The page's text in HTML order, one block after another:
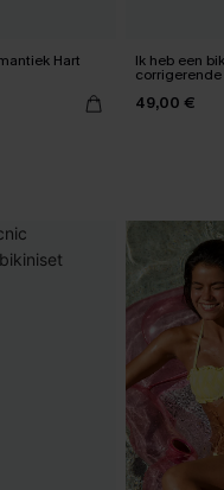
Hart Ik heb een
mijn buik
49,00 €